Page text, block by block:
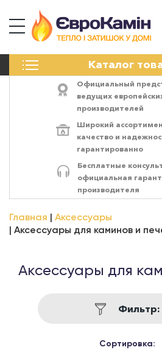
Каталог
ПЕЧИ
ЭЛЕКТРОКАМИН
АКСЕССУАРЫ
ЭНЕРГОСИСТЕМЫ
Официальный
ведущих
производителей
Широкий
качество и
гарантированно
Бесплатные
официальная
производителя
Главная
Аксессуары
Аксессуары для каминов и
Аксессуары для
Фильтр:
Сортировка: